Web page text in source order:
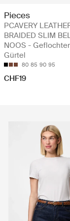
Pieces
PCAVERY
BRAIDED SLIM
NOOS -
Gürtel
80 85 90 95
CHF19